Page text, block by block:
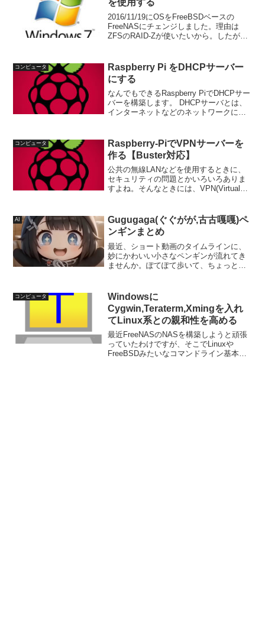
を使用する
2016/11/19にOSをFreeBSDベースの
FreeNASにチェンジしました。理由は
ZFSのRAID-Zが使いたいから。したがっ
ータも終わり）というのも問題です...
コンピュータ
Raspberry Pi をDHCPサーバー
にする
なんでもできるRaspberry PiでDHCPサー
バーを構築します。 DHCPサーバとは、
インターネットなどのネットワークに一
サーバ。ネットワーク設定を手動で行わ
な...
コンピュータ
Raspberry-PiでVPNサーバーを
作る【Buster対応】
公共の無線LANなどを使用するときに、
セキュリティの問題とかいろいろありま
すよね。そんなときには、VPN(Virtual
ベートネットワークのことで、...
AI
Gugugaga(ぐぐがが,古古嘎嘎)ペ
ンギンまとめ
最近、ショート動画のタイムラインに、
妙にかわいい小さなペンギンが流れてき
ませんか。ぽてぽて歩いて、ちょっと拗
ミームです。YouTube ShortsやTikTok...
コンピュータ
Windowsに
Cygwin,Teraterm,Xmingを入れ
てLinux系との親和性を高める
最近FreeNASのNASを構築しようと頑張
っていたわけですが、そこでLinuxや
FreeBSDみたいなコマンドライン基本の